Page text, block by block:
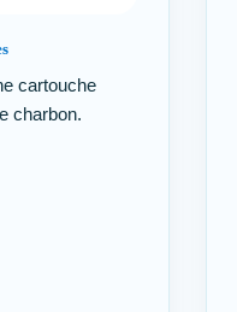
cartouche
charbon.